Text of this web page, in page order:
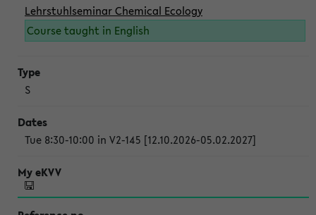
Lehrstuhlseminar Chemical Ecology
Course taught in English
S
Tue 8:30-10:00 in V2-145 [12.10.2026-05.02.2027]